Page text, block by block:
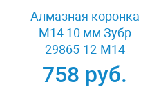
Алмазная коронка
М14 10 мм Зубр
29865-12-M14
758 руб.